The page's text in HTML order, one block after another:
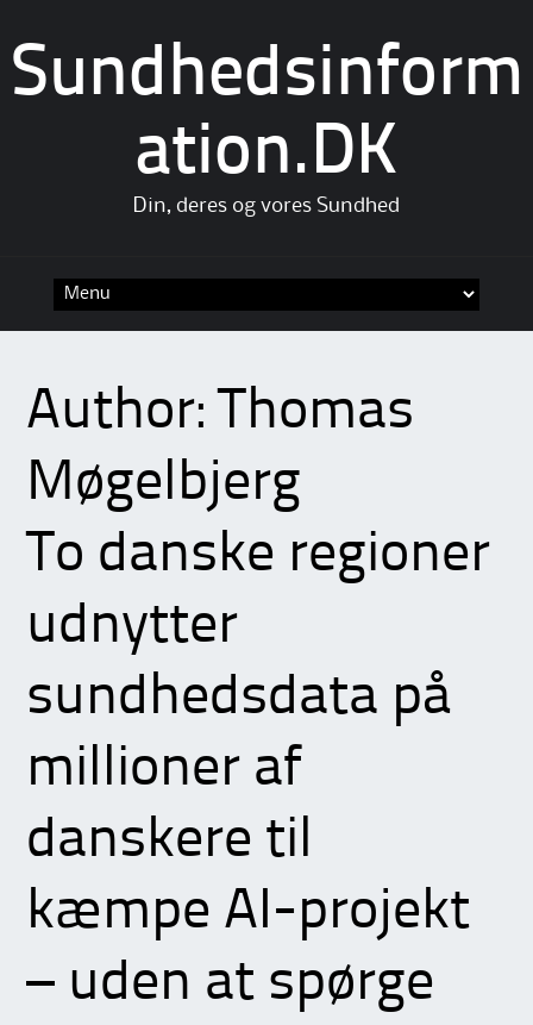
Sundhedsinform
ation.DK
Din, deres og vores Sundhed
Author:Thomas
Møgelbjerg
To danske regioner
udnytter
sundhedsdata på
millioner af
danskere til
kæmpe AI-projekt
– uden at spørge